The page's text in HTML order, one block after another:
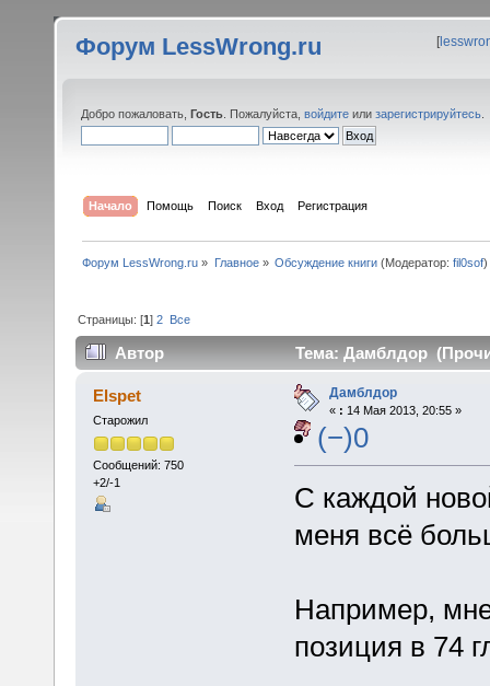
Форум LessWrong.ru [
Добро пожаловать, Гость . Пожалуйста, войдите или зарегистрируйтесь
Начало Помощь Поиск Вход Регистрация
Форум LessWrong.ru » Главное» Обсуждение книги(Модератор: fil0sof)
Страницы: [1]2 Все
Автор Тема: Дамблдор
Elspet
Старожил
Сообщений: 750
+2/-1
Дамблдор
« : 14 Мая 2013, 20:55 »
(−)0
С каждой
меня всё
Например,
позиция в 74